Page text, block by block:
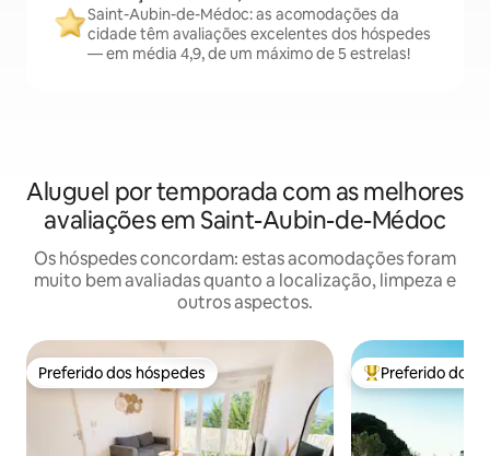
Saint-Aubin-de-Médoc: as acomodações da
cidade têm avaliações excelentes dos hóspedes
— em média 4,9, de um máximo de 5 estrelas!
Aluguel por temporada com as melhores
avaliações em Saint-Aubin-de-Médoc
Os hóspedes concordam: estas acomodações foram
muito bem avaliadas quanto a localização, limpeza e
outros aspectos.
Preferido dos hóspedes
Preferido dos hóspedes Entre os
Preferido dos